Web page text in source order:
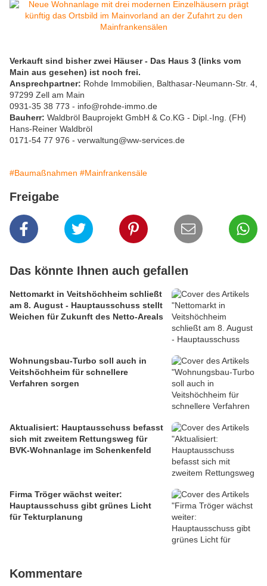
Verkauft sind bisher zwei Häuser - Das Haus 3 (links vom
Main aus gesehen) ist noch frei.
Ansprechpartner: Rohde Immobilien, Balthasar-Neumann-Str. 4,
97299 Zell am Main
0931-35 38 773 - info@rohde-immo.de
Bauherr: Waldbröl Bauprojekt GmbH & Co.KG - Dipl.-Ing. (FH)
Hans-Reiner Waldbröl
0171-54 77 976 - verwaltung@ww-services.de
#Baumaßnahmen #Mainfrankensäle
Freigabe
Das könnte Ihnen auch gefallen
Nettomarkt in Veitshöchheim schließt
am 8. August - Hauptausschuss stellt
Weichen für Zukunft des Netto-Areals
Wohnungsbau-Turbo soll auch in
Veitshöchheim für schnellere
Verfahren sorgen
Aktualisiert: Hauptausschuss befasst
sich mit zweitem Rettungsweg für
BVK-Wohnanlage im Schenkenfeld
Firma Tröger wächst weiter:
Hauptausschuss gibt grünes Licht
für Tekturplanung
Kommentare